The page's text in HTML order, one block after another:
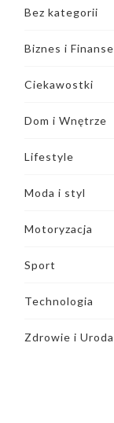
Bez kategorii
Biznes i Finanse
Ciekawostki
Dom i Wnętrze
Lifestyle
Moda i styl
Motoryzacja
Sport
Technologia
Zdrowie i Uroda